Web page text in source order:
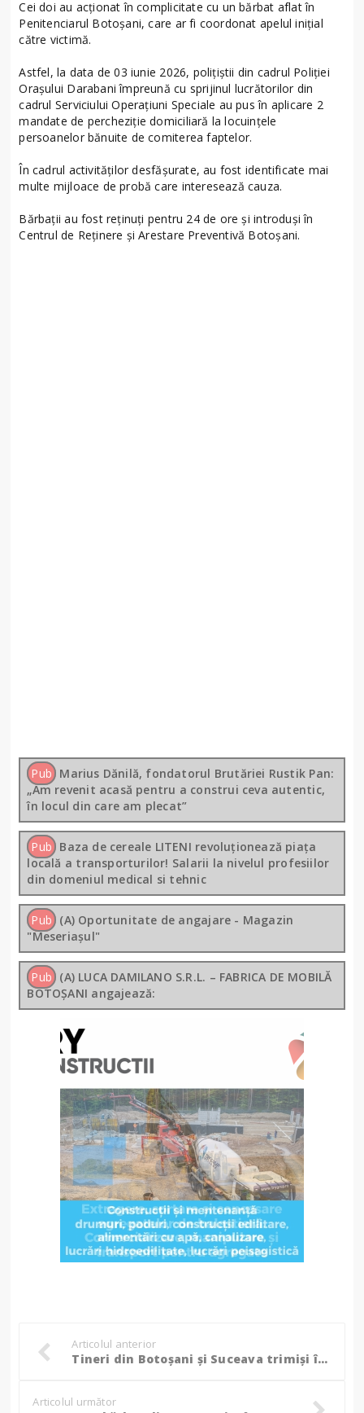
Cei doi au acționat în complicitate cu un bărbat aflat în
Penitenciarul Botoșani, care ar fi coordonat apelul inițial
către victimă.
Astfel, la data de 03 iunie 2026, polițiștii din cadrul Poliției
Orașului Darabani împreună cu sprijinul lucrătorilor din
cadrul Serviciului Operațiuni Speciale au pus în aplicare 2
mandate de percheziție domiciliară la locuințele
persoanelor bănuite de comiterea faptelor.
În cadrul activităților desfășurate, au fost identificate mai
multe mijloace de probă care interesează cauza.
Bărbații au fost reținuți pentru 24 de ore și introduși în
Centrul de Reținere și Arestare Preventivă Botoșani.
Pub Marius Dănilă, fondatorul Brutăriei Rustik Pan:
„Am revenit acasă pentru a construi ceva autentic,
în locul din care am plecat”
Pub Baza de cereale LITENI revoluționează piața
locală a transporturilor! Salarii la nivelul profesiilor
din domeniul medical si tehnic
Pub (A) Oportunitate de angajare - Magazin
"Meseriașul"
Pub (A) LUCA DAMILANO S.R.L. – FABRICA DE MOBILĂ
BOTOȘANI angajează:
Articolul anterior
Tineri din Botoșani și Suceava trimiși în judecată: Închiriau mașini de lux din aeroporturile din Anglia, apoi le dezmembrau!
Articolul următor